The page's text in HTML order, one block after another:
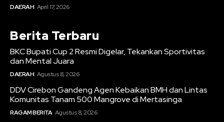
DAERAH April 17, 2026
Berita Terbaru
BKC Bupati Cup 2 Resmi Digelar, Tekankan Sportivitas
dan Mental Juara
DAERAH Agustus 8, 2026
DDV Cirebon Gandeng Agen Kebaikan BMH dan Lintas
Komunitas Tanam 500 Mangrove di Mertasinga
RAGAM BERITA Agustus 8, 2026